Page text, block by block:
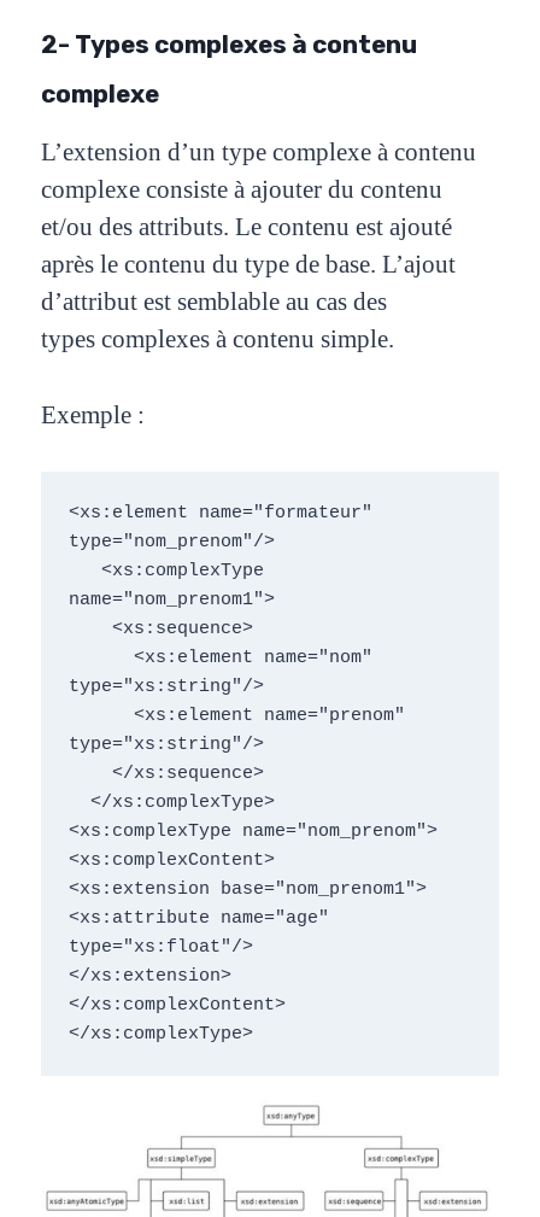
2- Types complexes à contenu
complexe
L’extension d’un type complexe à contenu
complexe consiste à ajouter du contenu
et/ou des attributs. Le contenu est ajouté
après le contenu du type de base. L’ajout
d’attribut est semblable au cas des
types complexes à contenu simple.
Exemple :
<xs:element name="formateur"
type="nom_prenom"/>
name="nom_prenom1">
type="xs:string"/>
type="xs:string"/>
<xs:complexType name="nom_prenom">
<xs:complexContent>
<xs:extension base="nom_prenom1">
<xs:attribute name="age"
type="xs:float"/>
</xs:extension>
</xs:complexContent>
</xs:complexType>